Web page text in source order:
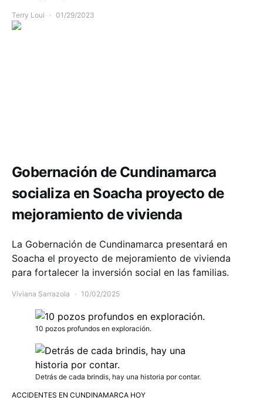
Terry Loui 01/29/2023
Gobernación de Cundinamarca
socializa en Soacha proyecto de
mejoramiento de vivienda
La Gobernación de Cundinamarca presentará en
Soacha el proyecto de mejoramiento de vivienda
para fortalecer la inversión social en las familias.
Viviana Sarrazola 10/02/2025
10 pozos profundos en exploración.
Detrás de cada brindis, hay una historia por contar.
ACCIDENTES EN CUNDINAMARCA HOY